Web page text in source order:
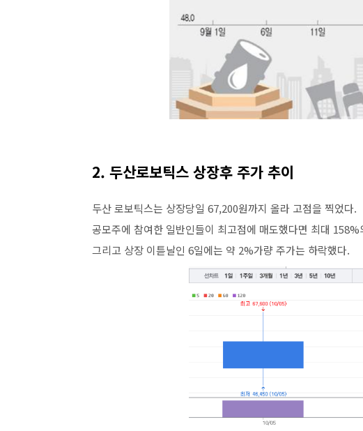
2. 두산로보틱스 상장후 주가 추이
두산 로보틱스는 상장당일 67,200원까지 올라 고점을 찍었다.
공모주에 참여한 일반인들이 최고점에 매도했다면 최대
그리고 상장 이튿날인 6일에는 약 2%가량 주가는 하락했다.